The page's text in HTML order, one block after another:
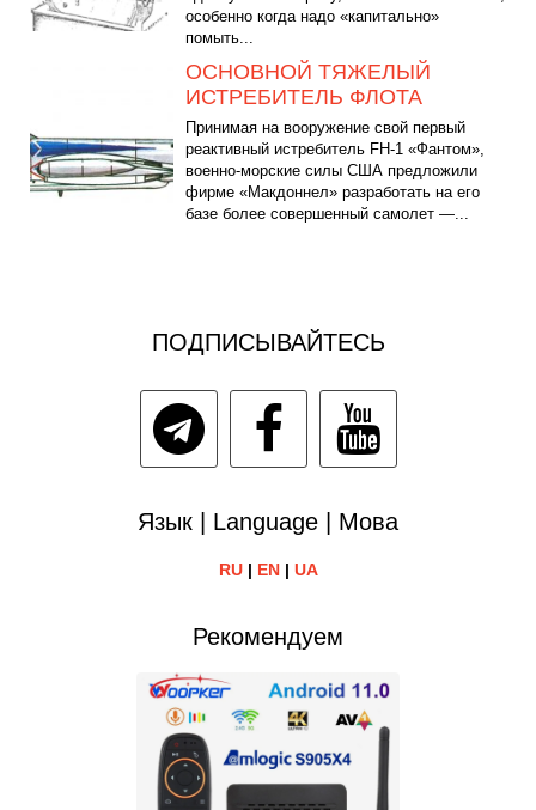
особенно когда надо «капитально»
помыть...
ОСНОВНОЙ ТЯЖЕЛЫЙ
ИСТРЕБИТЕЛЬ ФЛОТА
Принимая на вооружение свой первый
реактивный истребитель FH-1 «Фантом»,
военно-морские силы США предложили
фирме «Макдоннел» разработать на его
базе более совершенный самолет —...
ПОДПИСЫВАЙТЕСЬ
Язык | Language | Мова
RU| EN| UA
Рекомендуем